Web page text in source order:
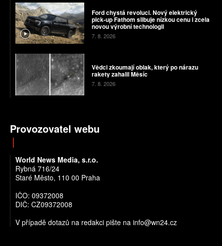
Ford chystá revoluci. Nový elektrický
pick-up Fathom slibuje nízkou cenu i zcela
novou výrobní technologii
7. 8. 2026
Vědci zkoumají oblak, který po nárazu
rakety zahalil Měsíc
7. 8. 2026
Provozovatel webu
World News Media, s.r.o.
Rybná 716/24
Staré Město, 110 00 Praha
IČO: 09372008
DIČ: CZ09372008
V případě dotazů na redakci pište na info@wn24.cz